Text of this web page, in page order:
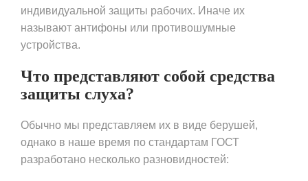
индивидуальной защиты рабочих. Иначе их
называют антифоны или противошумные
устройства.
Что представляют собой средства
защиты слуха?
Обычно мы представляем их в виде берушей,
однако в наше время по стандартам ГОСТ
разработано несколько разновидностей: